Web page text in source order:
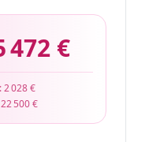
472 €
2 028 €
22 500 €